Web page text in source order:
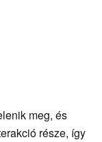
meg, és
része, így